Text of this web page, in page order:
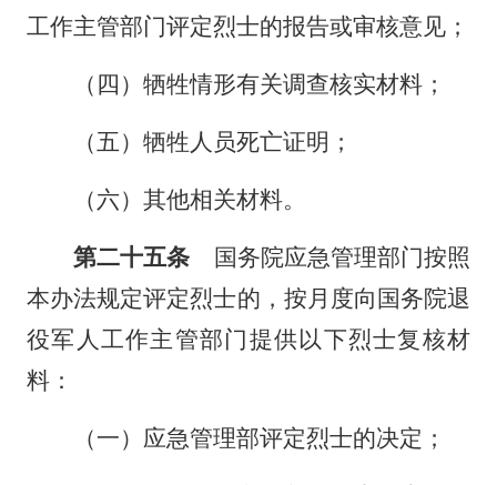
工作主管部门评定烈士的报告或审核意见；
（四）牺牲情形有关调查核实材料；
（五）牺牲人员死亡证明；
（六）其他相关材料。
第二十五条 国务院应急管理部门按照
本办法规定评定烈士的，按月度向国务院退
役军人工作主管部门提供以下烈士复核材
料：
（一）应急管理部评定烈士的决定；